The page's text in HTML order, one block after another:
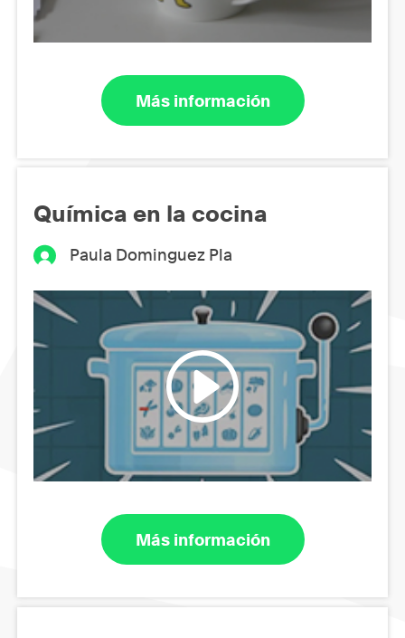
Más información
Química en la cocina
Paula Dominguez Pla
Más información